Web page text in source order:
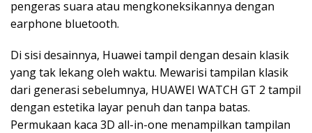
pengeras suara atau mengkoneksikannya dengan
earphone bluetooth.
Di sisi desainnya, Huawei tampil dengan desain klasik
yang tak lekang oleh waktu. Mewarisi tampilan klasik
dari generasi sebelumnya, HUAWEI WATCH GT 2 tampil
dengan estetika layar penuh dan tanpa batas.
Permukaan kaca 3D all-in-one menampilkan tampilan